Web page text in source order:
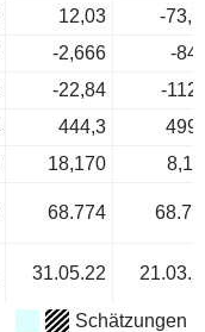
12,03
-
-2,666
-
-22,84
-
444,3
18,170
68.774
31.05.22
Schätzungen